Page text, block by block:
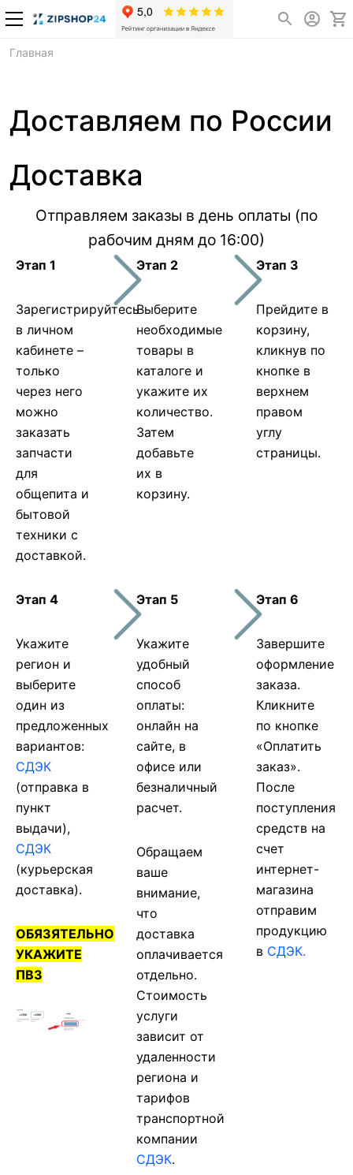
Главная
Доставляем по России
Доставка
Отправляем заказы в день оплаты (по
рабочим дням до 16:00)
Этап 1
Зарегистрируйтесь
в личном
кабинете –
только
через него
можно
заказать
запчасти
для
общепита и
бытовой
техники с
доставкой.
Этап 2
Выберите
необходимые
товары в
каталоге и
укажите их
количество.
Затем
добавьте
их в
корзину.
Этап 3
Прейдите в
корзину,
кликнув по
кнопке в
верхнем
правом
углу
страницы.
Этап 4
Укажите
регион и
выберите
один из
предложенных
вариантов:
СДЭК
(отправка в
пункт
выдачи),
СДЭК
(курьерская
доставка).
ОБЯЗЯТЕЛЬНО
УКАЖИТЕ
ПВЗ
Этап 5
Укажите
удобный
способ
оплаты:
онлайн на
сайте, в
офисе или
безналичный
расчет.
Обращаем
ваше
внимание,
что
доставка
оплачивается
отдельно.
Стоимость
услуги
зависит от
удаленности
региона и
тарифов
транспортной
компании
СДЭК.
Этап 6
Завершите
оформление
заказа.
Кликните
по кнопке
«Оплатить
заказ».
После
поступления
средств на
счет
интернет-
магазина
отправим
продукцию
в СДЭК.